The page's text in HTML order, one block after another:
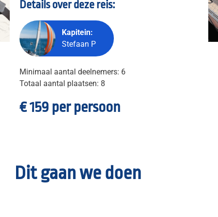
Details over deze reis:
Kapitein:
Stefaan P
Minimaal aantal deelnemers: 6
Totaal aantal plaatsen: 8
€ 159 per persoon
Dit gaan we doen